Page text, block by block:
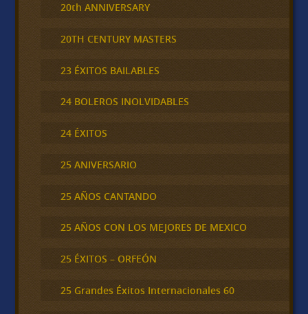
20th ANNIVERSARY
20TH CENTURY MASTERS
23 ÉXITOS BAILABLES
24 BOLEROS INOLVIDABLES
24 ÉXITOS
25 ANIVERSARIO
25 AÑOS CANTANDO
25 AÑOS CON LOS MEJORES DE MEXICO
25 ÉXITOS – ORFEÓN
25 Grandes Éxitos Internacionales 60